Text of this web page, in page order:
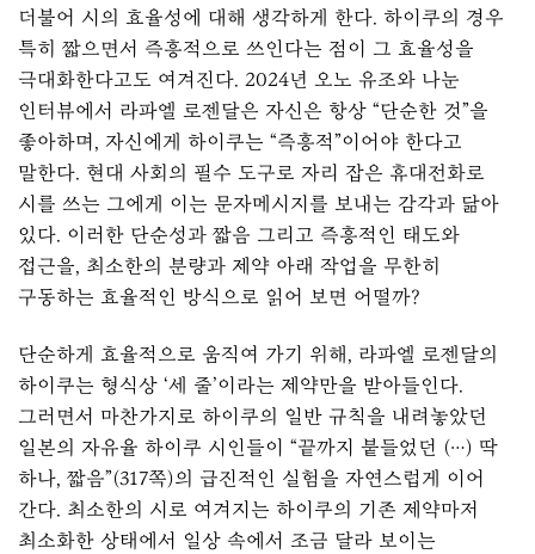
더불어 시의 효율성에 대해 생각하게 한다. 하이쿠의 경우
특히 짧으면서 즉흥적으로 쓰인다는 점이 그 효율성을
극대화한다고도 여겨진다. 2024년 오노 유조와 나눈
인터뷰에서 라파엘 로젠달은 자신은 항상 “단순한 것”을
좋아하며, 자신에게 하이쿠는 “즉흥적”이어야 한다고
말한다. 현대 사회의 필수 도구로 자리 잡은 휴대전화로
시를 쓰는 그에게 이는 문자메시지를 보내는 감각과 닮아
있다. 이러한 단순성과 짧음 그리고 즉흥적인 태도와
접근을, 최소한의 분량과 제약 아래 작업을 무한히
구동하는 효율적인 방식으로 읽어 보면 어떨까?
단순하게 효율적으로 움직여 가기 위해, 라파엘 로젠달의
하이쿠는 형식상 ‘세 줄’이라는 제약만을 받아들인다.
그러면서 마찬가지로 하이쿠의 일반 규칙을 내려놓았던
일본의 자유율 하이쿠 시인들이 “끝까지 붙들었던 (…) 딱
하나, 짧음”(317쪽)의 급진적인 실험을 자연스럽게 이어
간다. 최소한의 시로 여겨지는 하이쿠의 기존 제약마저
최소화한 상태에서 일상 속에서 조금 달라 보이는